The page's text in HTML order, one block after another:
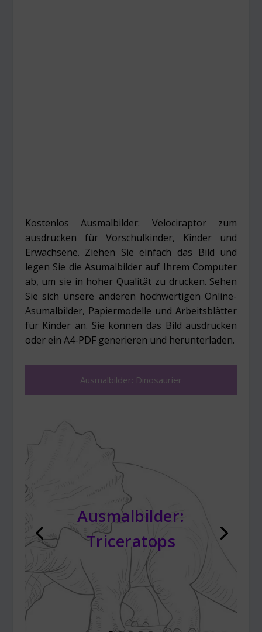
Kostenlos Ausmalbilder: Velociraptor zum
ausdrucken für Vorschulkinder, Kinder und
Erwachsene. Ziehen Sie einfach das Bild und
legen Sie die Asumalbilder auf Ihrem Computer
ab, um sie in hoher Qualität zu drucken. Sehen
Sie sich unsere anderen hochwertigen Online-
Asumalbilder, Papiermodelle und Arbeitsblätter
für Kinder an. Sie können das Bild ausdrucken
oder ein A4-PDF generieren und herunterladen.
Ausmalbilder: Dinosaurier
Ausmalbilder:
Triceratops